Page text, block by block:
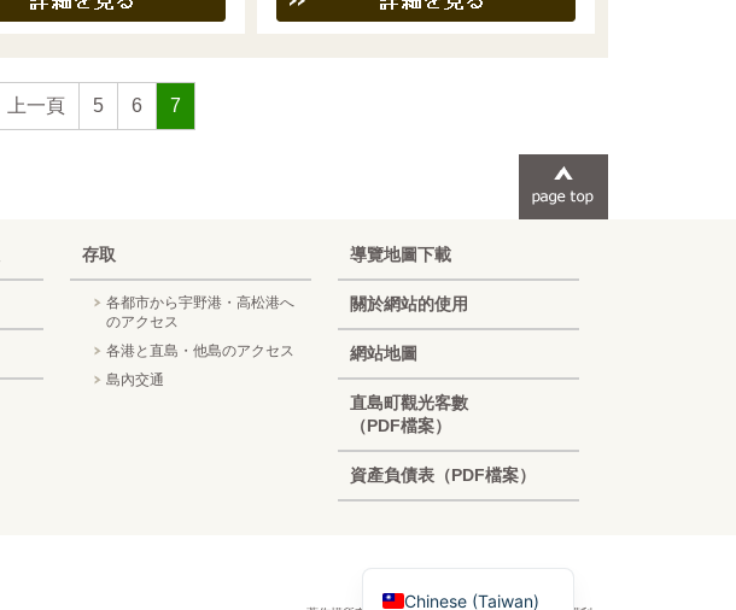
上一頁 5 6 7
存取
各都市から宇野港・高松港へ
のアクセス
各港と直島・他島のアクセス
島內交通
導覽地圖下載
關於網站的使用
網站地圖
直島町觀光客數
（PDF檔案）
資產負債表（PDF檔案）
Chinese (Taiwan)
Chinese (China)
French
Korean